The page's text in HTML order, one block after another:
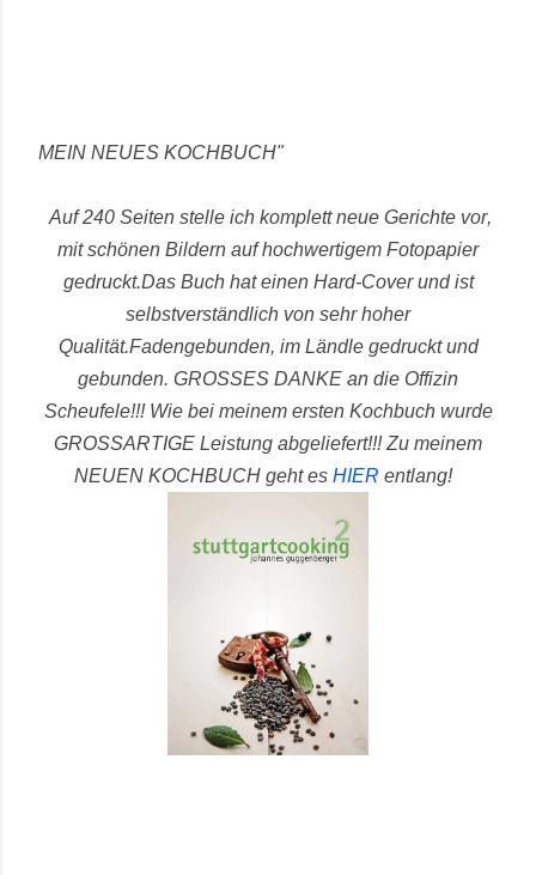
MEIN NEUES KOCHBUCH"
Auf 240 Seiten stelle ich komplett neue Gerichte vor,
mit schönen Bildern auf hochwertigem Fotopapier
gedruckt.Das Buch hat einen Hard-Cover und ist
selbstverständlich von sehr hoher
Qualität.Fadengebunden, im Ländle gedruckt und
gebunden. GROSSES DANKE an die Offizin
Scheufele!!! Wie bei meinem ersten Kochbuch wurde
GROSSARTIGE Leistung abgeliefert!!!Zu meinem
NEUEN KOCHBUCH geht es HIER entlang!